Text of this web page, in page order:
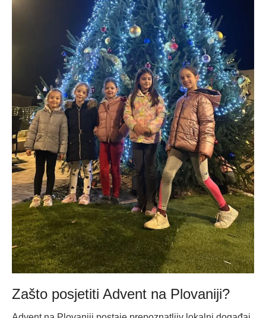
Zašto posjetiti Advent na Plovaniji?